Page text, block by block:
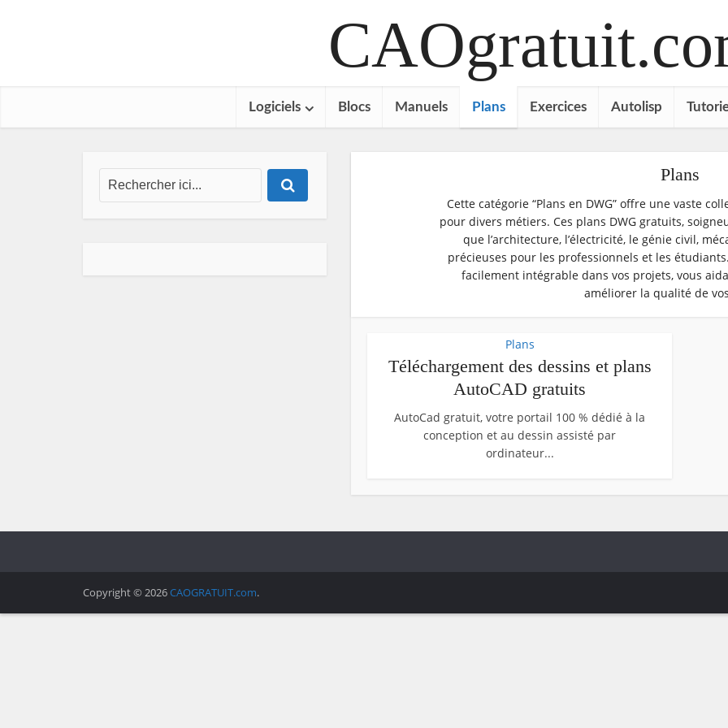
Logiciels Blocs Manuels Plans Exercices Autolisp
Plans
Cette catégorie “Plans en DWG” offre une vaste
pour divers métiers. Ces plans DWG gratuits,
que l’architecture, l’électricité, le génie civil,
précieuses pour les professionnels et les
facilement intégrable dans vos projets, vous
améliorer la qualité de
Plans
Téléchargement des dessins et plans
AutoCAD gratuits
AutoCad gratuit, votre portail 100 % dédié à la
conception et au dessin assisté par
ordinateur...
Copyright © 2026CAOGRATUIT.com.